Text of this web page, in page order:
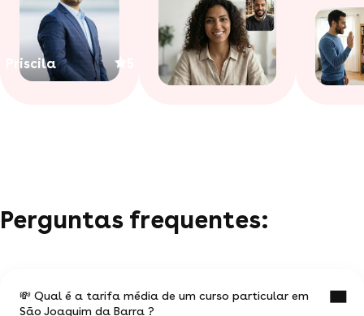
Priscila
Perguntas frequentes:
💸 Qual é a tarifa média de um curso particular em
São Joaquim da Barra ?